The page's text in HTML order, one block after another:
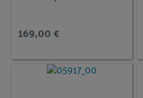
169,00 €